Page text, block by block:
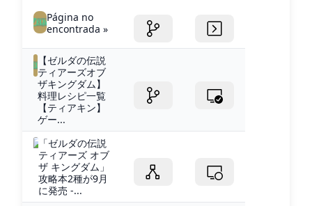
Página no
encontrada »
【ゼルダの伝説
ティアーズオブ
ザキングダム】
料理レシピ一覧
【ティアキン】
ゲー...
「ゼルダの伝説
ティアーズ オブ
ザ キングダム」
攻略本2種が9月
に発売 -...